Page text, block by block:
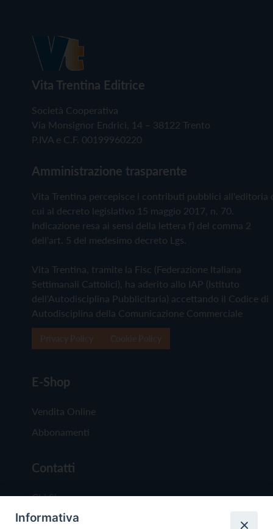
Vita Trentina Editrice
Società Cooperativa
Via Monsignor Endrici, 14 – 38122 Trento
P.IVA e C.F. 00199960220
Amministrazione trasparente
Vita Trentina percepisce i contributi pubblici all'editoria
cui al decreto legislativo 15 maggio 2017, n. 70.
Indicazione resa ai sensi della lettera f) del comma 2
dell'art. 5 del medesimo decreto Lgs.
Vita Trentina, tramite la Fisc (Federazione Italiana
Settimanali Cattolici), ha aderito allo IAP (Istituto
dell'Autodisciplina Pubblicitaria) accettando il Codice di
Autodisciplina della Comunicazione Commerciale
E-Shop
Vendita Online
Abbonamenti
Contatti
Chi Siamo
Redazione
Informativa